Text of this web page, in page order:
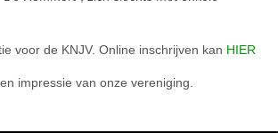
voor de KNJV. Online inschrijven kan HIER
impressie van onze vereniging.